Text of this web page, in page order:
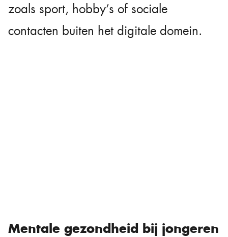
zoals sport, hobby’s of sociale
contacten buiten het digitale domein.
Mentale gezondheid bij jongeren